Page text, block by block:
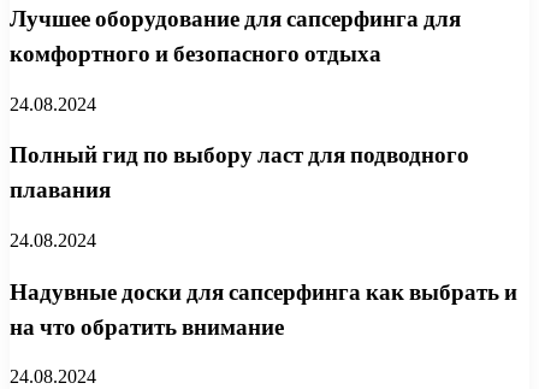
Лучшее оборудование для сапсерфинга для
комфортного и безопасного отдыха
24.08.2024
Полный гид по выбору ласт для подводного
плавания
24.08.2024
Надувные доски для сапсерфинга как выбрать и
на что обратить внимание
24.08.2024